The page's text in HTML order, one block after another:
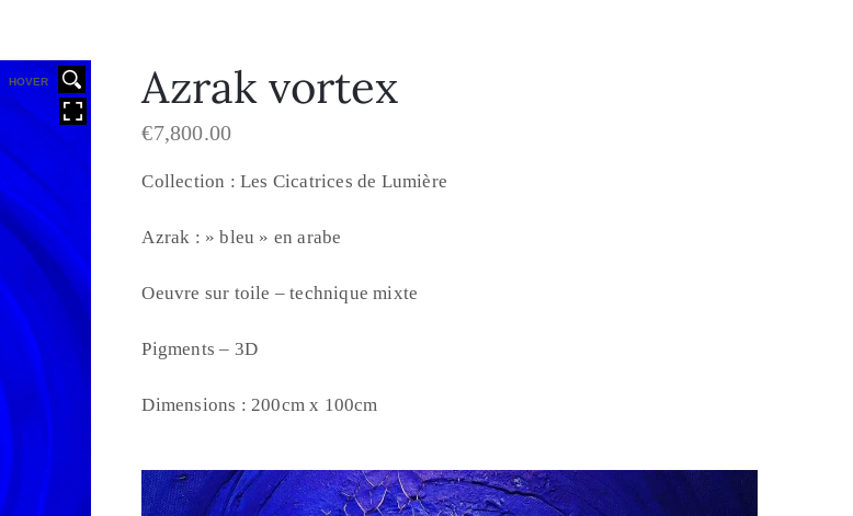
HOVER Azrak vortex
€7,800.00
Collection : Les Cicatrices de Lumière
Azrak : » bleu » en arabe
Oeuvre sur toile – technique mixte
Pigments – 3D
Dimensions : 200cm x 100cm